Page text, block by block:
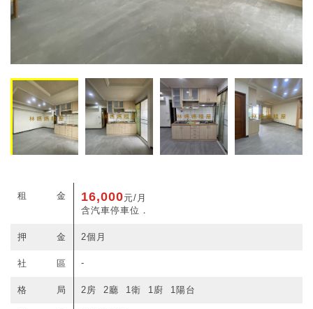
租金 16,000元/月
含汽車停車位．
押金 2個月
社區 -
格局 2房 2廳 1衛 1廚 1陽台